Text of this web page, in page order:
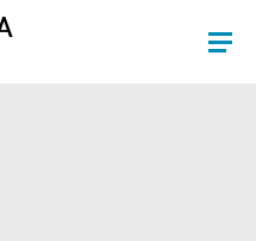
8月16日(日)まで休業とさせていた